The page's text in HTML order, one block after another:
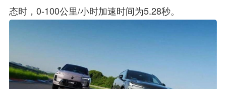
态时，0-100公里/小时加速时间为5.28秒。